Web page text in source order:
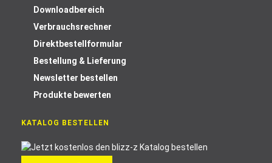
Downloadbereich
Verbrauchsrechner
Direktbestellformular
Bestellung & Lieferung
Newsletter bestellen
Produkte bewerten
KATALOG BESTELLEN